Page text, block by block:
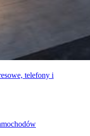
telefony i